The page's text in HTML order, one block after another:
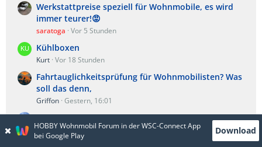
Werkstattpreise speziell für Wohnmobile, es wird
immer teurer!😡
saratoga Vor 5 Stunden
Kühlboxen
Kurt Vor 18 Stunden
Fahrtauglichkeitsprüfung für Wohnmobilisten? Was
soll das denn,
Griffon Gestern, 16:01
Autoradio/Navi
Tante Käthe Gestern, 12:22
HOBBY Wohnmobil Forum in der WSC-Connect App
bei Google Play
Download